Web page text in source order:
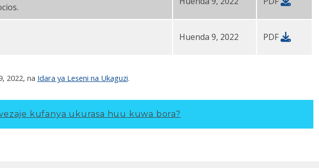
Huenda 9, 2022 PDF
2022, na Idara ya Leseni na Ukaguzi.
kufanya ukurasa huu kuwa bora?